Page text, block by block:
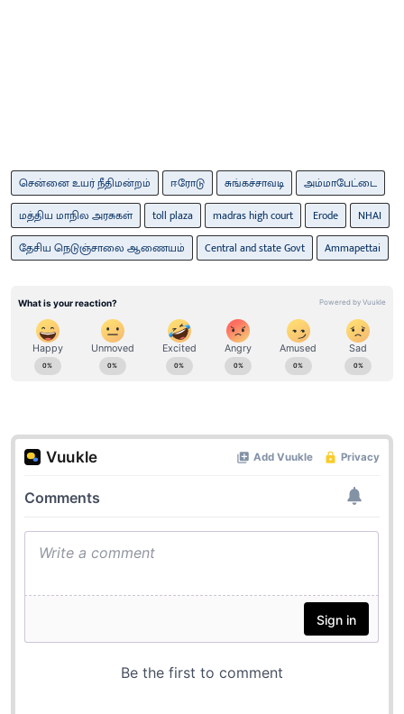
சென்னை உயர் நீதிமன்றம் ஈரோடு சுங்கச்சாவடி
அம்மாபேட்டை
மத்திய மாநில அரசுகள்
toll plaza madras high court Erode
NHAI
தேசிய நெடுஞ்சாலை ஆணையம்
Central and state Govt Ammapettai